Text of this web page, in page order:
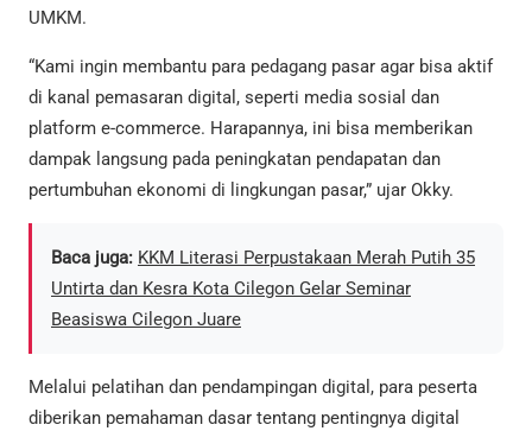
UMKM.
“Kami ingin membantu para pedagang pasar agar bisa aktif
di kanal pemasaran digital, seperti media sosial dan
platform e-commerce. Harapannya, ini bisa memberikan
dampak langsung pada peningkatan pendapatan dan
pertumbuhan ekonomi di lingkungan pasar,” ujar Okky.
Baca juga: KKM Literasi Perpustakaan Merah Putih 35
Untirta dan Kesra Kota Cilegon Gelar Seminar
Beasiswa Cilegon Juare
Melalui pelatihan dan pendampingan digital, para peserta
diberikan pemahaman dasar tentang pentingnya digital